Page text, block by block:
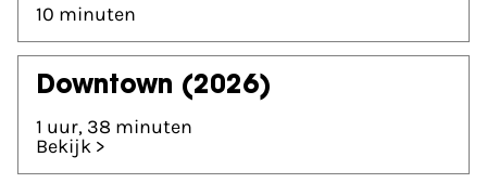
10 minuten
Downtown (2026)
1 uur, 38 minuten
Bekijk >